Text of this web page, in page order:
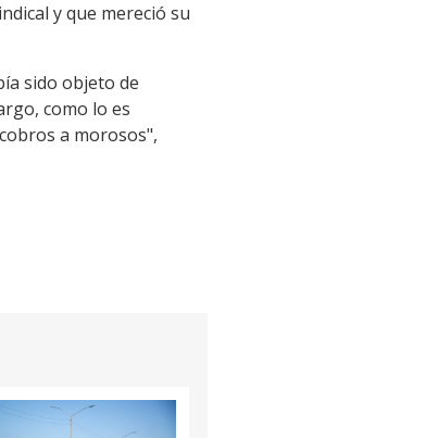
y que mereció su
sido objeto de
como lo es
a morosos",